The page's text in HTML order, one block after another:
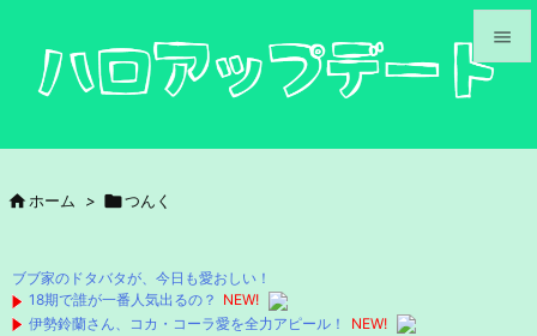



 ホーム > つんく
ブブ家のドタバタが、今日も愛おしい！
18期で誰が一番人気出るの？ NEW!
伊勢鈴蘭さん、コカ・コーラ愛を全力アピール！
NEW!